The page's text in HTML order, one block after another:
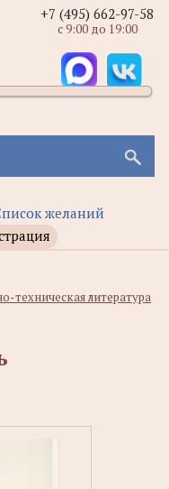
желаний
+7 (495) 662-97-58
с 9:00 до 19:00
техническая литература